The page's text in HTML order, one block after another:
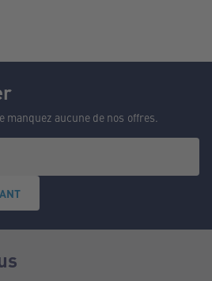
manquez aucune de nos offres.